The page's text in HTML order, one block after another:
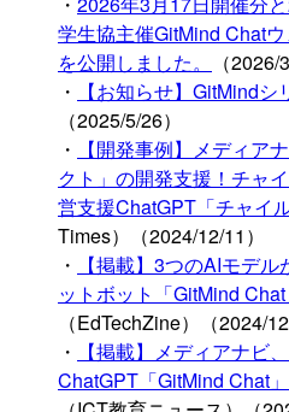
学生協主催GitMind Chat
を公開しました。
（2026/
・
【お知らせ】GitMind
（2025/5/26）
・
【開発事例】メディア
クト」の開発支援！チャ
営支援ChatGPT「チャイ
Times）（2024/12/11）
・
【掲載】3つのAIモデ
ットボット「GitMind
（EdTechZine）（2024/
・
【掲載】メディアナビ
ChatGPT「GitMind Chat